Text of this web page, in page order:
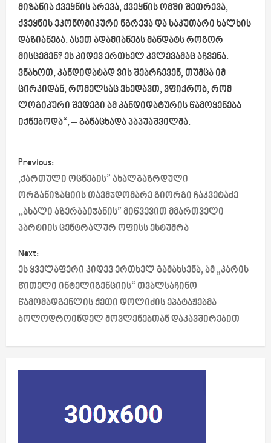
მიზანია ქვეყნის არევა, ქვეყნის ომში შეთრევა,
ქვეყნის ეკონომიკური ნგრევა და საკუთარი ხალხის
დაზიანება. ასეთ ადამიანებს მანდატს როგორ
მისცემენ? ეს კიდევ ერთხელ კვლევამაც აჩვენა.
ვნახოთ, კანდიდატად ვის შეარჩევენ, თუმცა იმ
ცირკიდან, რომელსაც ვხედავთ, ვფიქრობ, რომ
ლოგიკური შედეგი ამ კანდიდატურის წამოყენება
იქნებოდა“, – განაცხადა პაპუაშვილმა.
P
o
s
t
n
a
v
Previous:
,ქართული ოცნების” ახალგაზრდული
ორგანიზაციის თავმჯდომარე გიორგი ჩაკვეტაძე
,,ახალი აზერბაიჯანის” მიწვევით მმართველი
პარტიის ცენტრალურ ოფისს ესტუმრა
Next:
ეს ყველაფერი კიდევ ერთხელ გამახსენა, ამ „კარის
წითელი ინტელიგენციის“ თვალსაჩინო
წამომადგენლის ქეთი დოლიძის ეპატაჟებმა
ბოლოდროინდელ მოვლენებთან დაკავშირებით